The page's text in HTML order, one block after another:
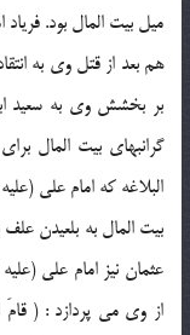
ميل بيت المال بود.
هم بعد از قتل وي به
بر بخشش وي به سعيد
گرانبهاي بيت المال
البلاغه كه امام علي
عثمان نيز امام علي
از وي مي پردازد : ( قامَ